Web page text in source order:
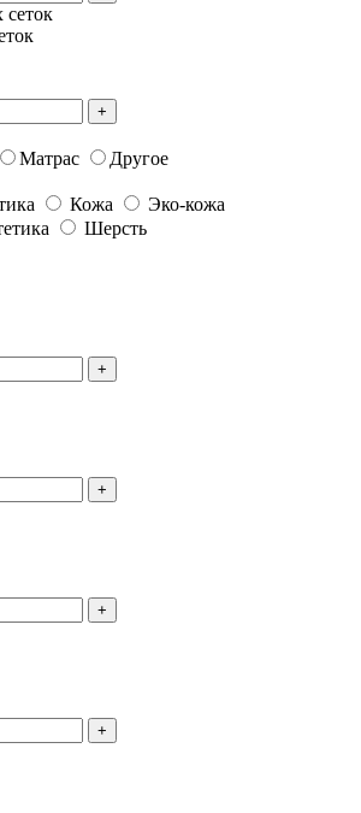
+
Матрас
Другое
Кожа
Эко-кожа
Шерсть
+
+
+
+